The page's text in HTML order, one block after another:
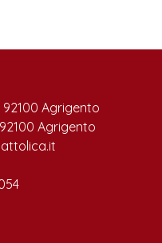
92100 Agrigento
Agrigento